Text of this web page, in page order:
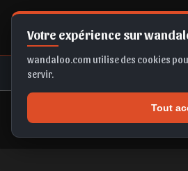
Votre expérience sur
wandaloo.com utilise des cookies
servir.
Tout